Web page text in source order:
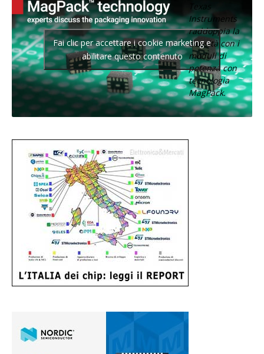
Texas
Instruments
raddoppia la
densità con i
moduli di
potenza con
tecnologia
MagPack.
Fai clic per accettare i cookie marketing e
abilitare questo contenuto